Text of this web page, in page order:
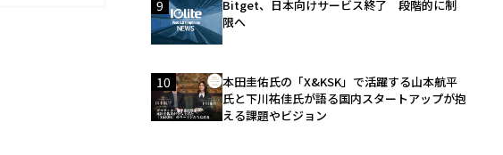
9
Bitget、日本向けサービス終了 段階的に制
限へ
10
本田圭佑氏の「X&KSK」で活躍する山本航平
氏と下川祐佳氏が語る国内スタートアップが抱
える課題やビジョン